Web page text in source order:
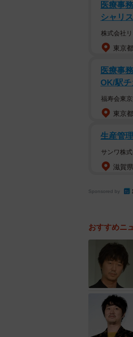
目立った一
いわれれば
男性よりも
ような被害
医療事
シャリ
株式会社
東京
医療事
OK/駅
福寿会東
東京
生産管
サンワ株
滋賀
Sponsored by
おすすめニ